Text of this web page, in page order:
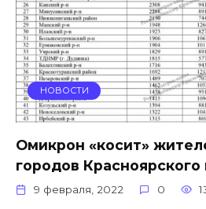
НОВОСТИ
Омикрон «косит»
городов Красноярского
9 февраля, 2022 0